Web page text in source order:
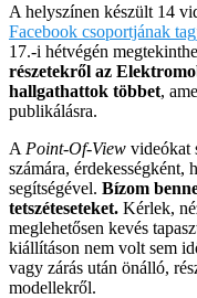
A helyszínen készült 14
Facebook csoportjának
17.-i hétvégén
részetekről az
hallgathattok többet,
publikálásra.
A Point-Of-View videókat
számára, érdekességként,
segítségével. Bízom
tetszéteseteket. Kérlek,
meglehetősen kevés
kiállításon nem volt sem
vagy zárás után önálló,
modellekről.